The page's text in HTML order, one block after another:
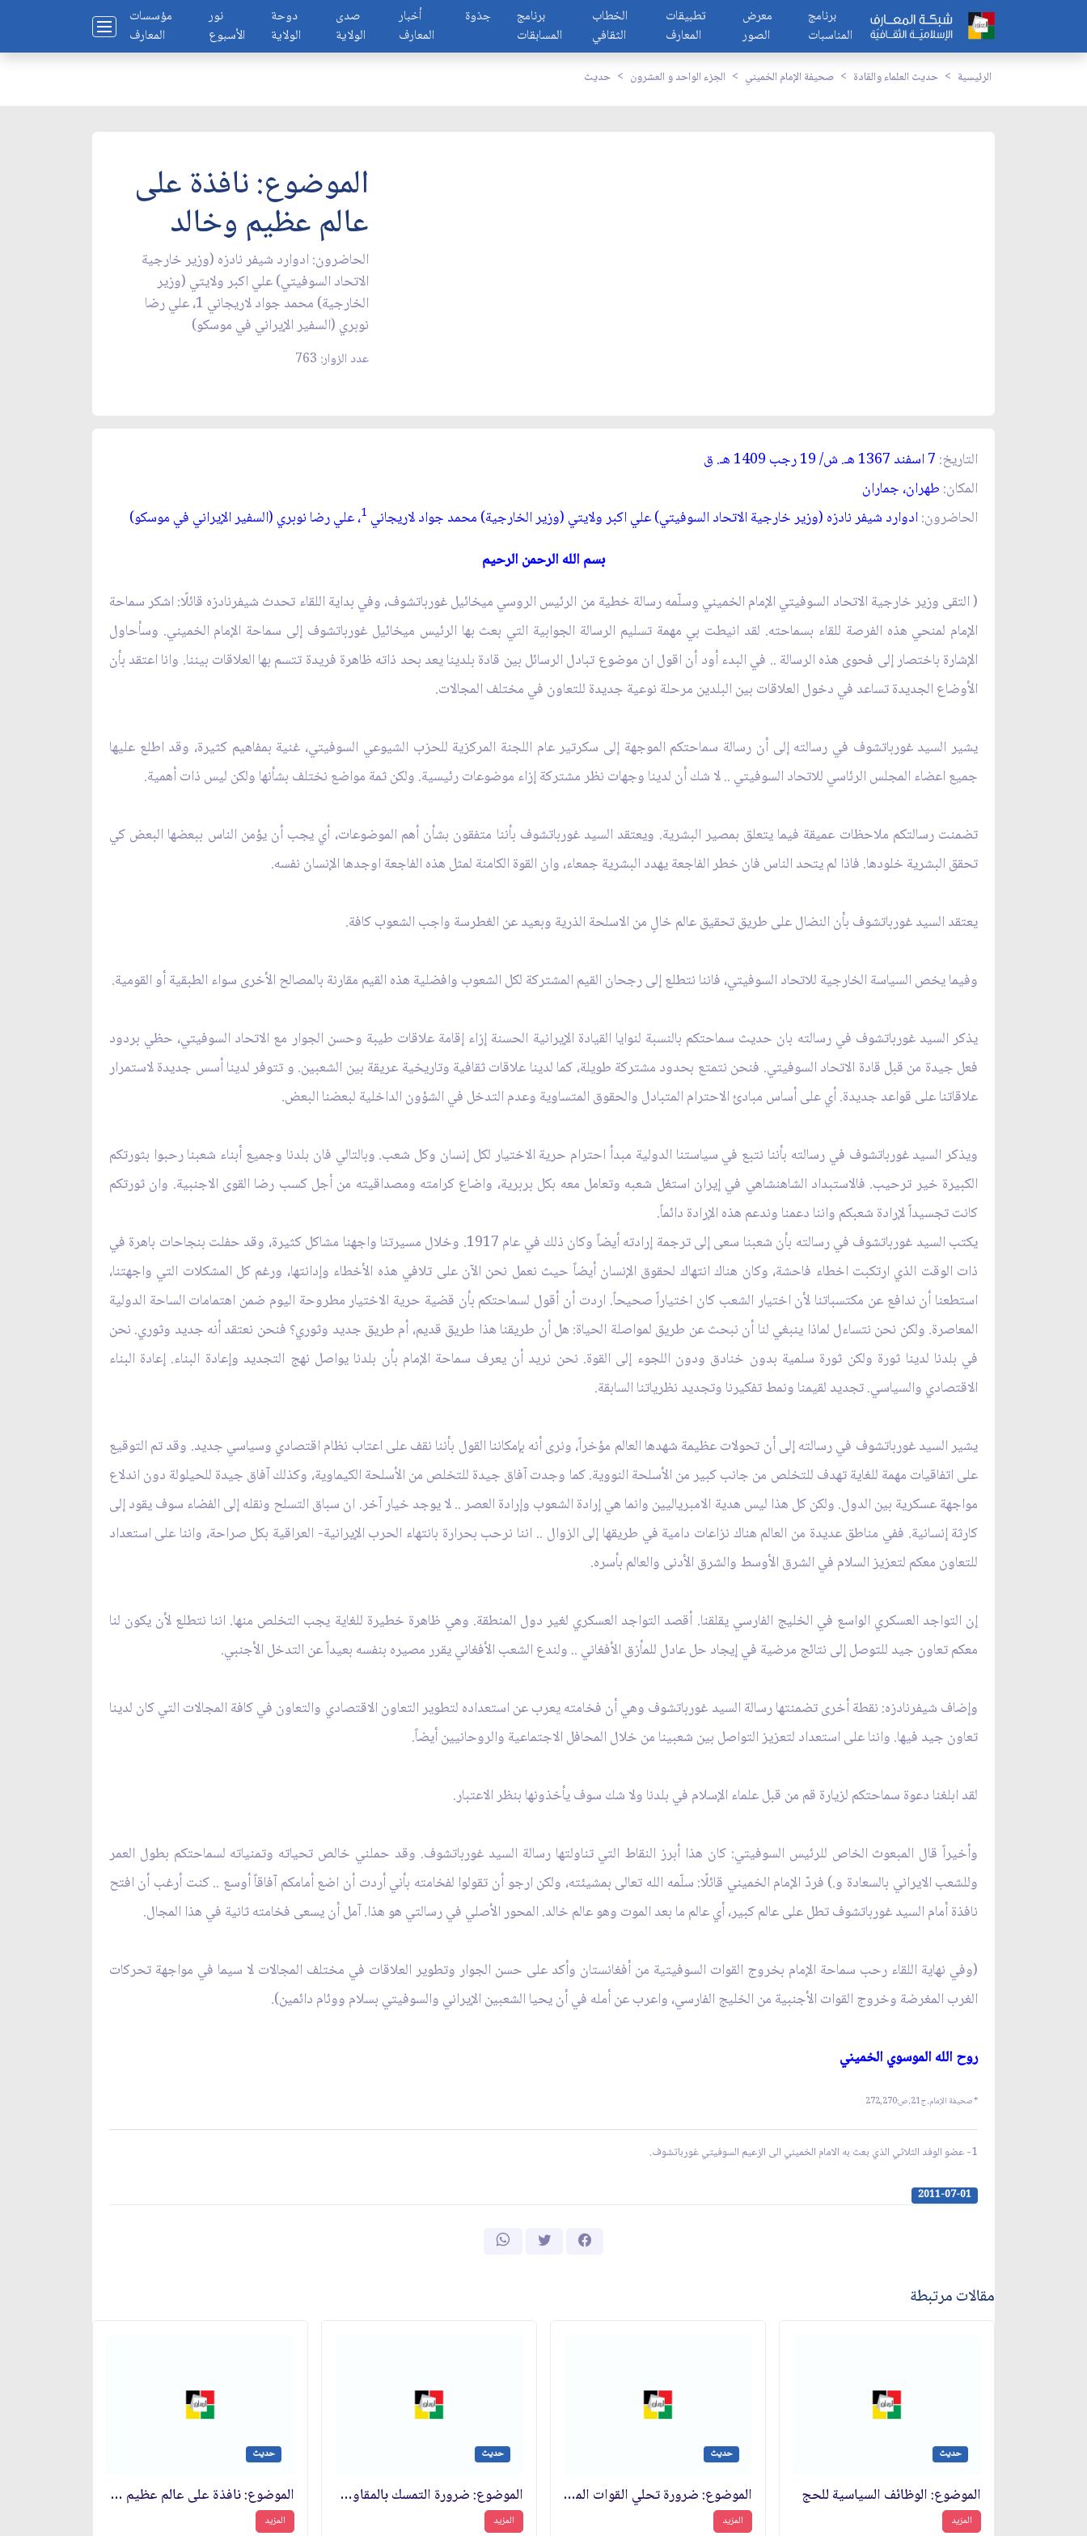
مؤسسات
المعارف
نور
الأسبوع
دوحة
الولاية
صدى
الولاية
أخبار
المعارف
جذوة
برنامج
المسابقات
الخطاب
الثقافي
تطبيقات
المعارف
معرض
الصور
برنامج
المناسبات
الرئيسية حديث العلماء والقادة صحيفة الإمام الخميني الجزء الواحد و العشرون حديث
الموضوع: نافذة على
عالم عظيم وخالد
الحاضرون: ادوارد شيفر نادزه (وزير خارجية
الاتحاد السوفيتي) علي اكبر ولايتي (وزير
الخارجية) محمد جواد لاريجاني 1، علي رضا
نوبري (السفير الإيراني في موسكو)
عدد الزوار: 763
التاريخ: ـ. ش/ 19 رجب 1409 ه ـ. ق‏
المكان: طهران، جماران‏
الحاضرون:ادوارد شيفر نادزه (وزير خارجية الاتحاد السوفيتي) علي اكبر ولايتي (وزير الخارجية) محمد جواد لاريجاني 1، علي رضا نوبري (السفير الإيراني في موسكو)
بسم الله الرحمن الرحيم
(التقى وزير خارجية الاتحاد السوفيتي الإمام الخميني وسلّمه رسالة خطية من الرئيس الروسي ميخائيل غورباتشوف، وفي بداية اللقاء تحدث شيفرنادزه قائلًا: اشكر سماحة
الإمام لمنحي هذه الفرصة للقاء بسماحته. لقد انيطت بي مهمة تسليم الرسالة الجوابية التي بعث بها الرئيس ميخائيل غورباتشوف إلى سماحة الإمام الخميني. وسأحاول
الإشارة باختصار إلى فحوى هذه الرسالة .. في البدء أود أن اقول ان موضوع تبادل الرسائل بين قادة بلدينا يعد بحد ذاته ظاهرة فريدة تتسم بها العلاقات بيننا. وانا اعتقد بأن
الأوضاع الجديدة تساعد في دخول العلاقات بين البلدين مرحلة نوعية جديدة للتعاون في مختلف المجالات.
يشير السيد غورباتشوف في رسالته إلى أن رسالة سماحتكم الموجهة إلى سكرتير عام اللجنة المركزية للحزب الشيوعي السوفيتي، غنية بمفاهيم كثيرة، وقد اطلع عليها
جميع اعضاء المجلس الرئاسي للاتحاد السوفيتي .. لا شك أن لدينا وجهات نظر مشتركة إزاء موضوعات رئيسية. ولكن ثمة مواضع نختلف بشأنها ولكن ليس ذات أهمية.
تضمنت رسالتكم ملاحظات عميقة فيما يتعلق بمصير البشرية. ويعتقد السيد غورباتشوف بأننا متفقون بشأن أهم الموضوعات، أي يجب أن يؤمن الناس ببعضها البعض كي
تحقق البشرية خلودها. فاذا لم يتحد الناس فان خطر الفاجعة يهدد البشرية جمعاء، وان القوة الكامنة لمثل هذه الفاجعة اوجدها الإنسان نفسه.
يعتقد السيد غورباتشوف بأن النضال على طريق تحقيق عالم خالٍ من الاسلحة الذرية وبعيد عن الغطرسة واجب الشعوب كافة.
وفيما يخص السياسة الخارجية للاتحاد السوفيتي، فاننا نتطلع إلى رجحان القيم المشتركة لكل الشعوب وافضلية هذه القيم مقارنة بالمصالح الأخرى سواء الطبقية أو القومية.
يذكر السيد غورباتشوف في رسالته بان حديث سماحتكم بالنسبة لنوايا القيادة الإيرانية الحسنة إزاء إقامة علاقات طيبة وحسن الجوار مع الاتحاد السوفيتي، حظي بردود
فعل جيدة من قبل قادة الاتحاد السوفيتي. فنحن نتمتع بحدود مشتركة طويلة، كما لدينا علاقات‏ ثقافية وتاريخية عريقة بين الشعبين. و تتوفر لدينا أسس جديدة لاستمرار
علاقاتنا على قواعد جديدة. أي على أساس مبادئ الاحترام المتبادل والحقوق المتساوية وعدم التدخل في الشؤون الداخلية لبعضنا البعض.
ويذكر السيد غورباتشوف في رسالته بأننا نتبع في سياستنا الدولية مبدأ احترام حرية الاختيار لكل إنسان وكل شعب. وبالتالي فان بلدنا وجميع أبناء شعبنا رحبوا بثورتكم
الكبيرة خير ترحيب. فالاستبداد الشاهنشاهي في إيران استغل شعبه وتعامل معه بكل بربرية، واضاع كرامته ومصداقيته من أجل كسب رضا القوى الاجنبية. وان ثورتكم
كانت تجسيداً لإرادة شعبكم واننا دعمنا وندعم هذه الإرادة دائماً.
يكتب السيد غورباتشوف في رسالته بأن شعبنا سعى إلى ترجمة إرادته أيضاً وكان ذلك في عام 1917. وخلال مسيرتنا واجهنا مشاكل كثيرة، وقد حفلت بنجاحات باهرة في
ذات الوقت الذي ارتكبت اخطاء فاحشة، وكان هناك انتهاك لحقوق الإنسان أيضاً حيث نعمل نحن الآن على تلافي هذه الأخطاء وإدانتها، ورغم كل المشكلات التي واجهتنا،
استطعنا أن ندافع عن مكتسباتنا لأن اختيار الشعب كان اختياراً صحيحاً. اردت أن أقول لسماحتكم بأن قضية حرية الاختيار مطروحة اليوم ضمن اهتمامات الساحة الدولية
المعاصرة. ولكن نحن نتساءل لماذا ينبغي لنا أن نبحث عن طريق لمواصلة الحياة: هل أن طريقنا هذا طريق قديم، أم طريق جديد وثوري؟ فنحن نعتقد أنه جديد وثوري. نحن
في بلدنا لدينا ثورة ولكن ثورة سلمية بدون خنادق ودون اللجوء إلى القوة. نحن نريد أن يعرف سماحة الإمام بأن بلدنا يواصل نهج التجديد وإعادة البناء. إعادة البناء
الاقتصادي والسياسي. تجديد لقيمنا ونمط تفكيرنا وتجديد نظرياتنا السابقة.
يشير السيد غورباتشوف في رسالته إلى أن تحولات عظيمة شهدها العالم مؤخراً، ونرى أنه بإمكاننا القول بأننا نقف على اعتاب نظام اقتصادي وسياسي جديد. وقد تم التوقيع
على اتفاقيات مهمة للغاية تهدف للتخلص من جانب كبير من الأسلحة النووية. كما وجدت آفاق جيدة للتخلص من الأسلحة الكيماوية، وكذلك آفاق جيدة للحيلولة دون اندلاع
مواجهة عسكرية بين الدول. ولكن كل هذا ليس هدية الامبرياليين وانما هي إرادة الشعوب وإرادة العصر .. لا يوجد خيار آخر. ان سباق التسلح ونقله إلى الفضاء سوف يقود إلى
كارثة إنسانية. ففي مناطق عديدة من العالم هناك نزاعات دامية في طريقها إلى الزوال .. اننا نرحب بحرارة بانتهاء الحرب الإيرانية- العراقية بكل صراحة، واننا على استعداد
للتعاون معكم لتعزيز السلام في الشرق الأوسط والشرق الأدنى والعالم بأسره.
إن التواجد العسكري الواسع في الخليج الفارسي يقلقنا. أقصد التواجد العسكري لغير دول المنطقة. وهي ظاهرة خطيرة للغاية يجب التخلص منها. اننا نتطلع لأن يكون لنا
معكم تعاون‏ جيد للتوصل إلى نتائج مرضية في إيجاد حل عادل للمأزق الأفغاني .. ولندع الشعب الأفغاني يقرر مصيره بنفسه بعيداً عن التدخل الأجنبي.
وإضاف شيفرنادزه: نقطة أخرى تضمنتها رسالة السيد غورباتشوف وهي أن فخامته يعرب عن استعداده لتطوير التعاون الاقتصادي والتعاون في كافة المجالات التي كان لدينا
تعاون جيد فيها. واننا على استعداد لتعزيز التواصل بين شعبينا من خلال المحافل الاجتماعية والروحانيين أيضاً.
لقد ابلغنا دعوة سماحتكم لزيارة قم من قبل علماء الإسلام في بلدنا ولا شك سوف يأخذونها بنظر الاعتبار.
وأخيراً قال المبعوث الخاص للرئيس السوفيتي: كان هذا أبرز النقاط التي تناولتها رسالة السيد غورباتشوف. وقد حملني خالص تحياته وتمنياته لسماحتكم بطول العمر
وللشعب الايراني بالسعادة و.) فردّ الإمام الخميني قائلًا: سلّمه الله تعالى بمشيئته، ولكن ارجو أن تقولوا لفخامته بأني أردت أن اضع أمامكم آفاقاً أوسع .. كنت أرغب أن افتح
نافذة أمام السيد غورباتشوف تطل على عالم كبير، أي عالم ما بعد الموت وهو عالم خالد. المحور الأصلي في رسالتي هو هذا. آمل أن يسعى فخامته ثانية في هذا المجال.
(وفي نهاية اللقاء رحب سماحة الإمام بخروج القوات السوفيتية من أفغانستان وأكد على حسن الجوار وتطوير العلاقات في مختلف المجالات لا سيما في مواجهة تحركات
الغرب المغرضة وخروج القوات الأجنبية من الخليج الفارسي، واعرب عن أمله في أن يحيا الشعبين الإيراني والسوفيتي بسلام ووئام دائمين‏).
روح الله الموسوي الخميني‏
* صحيفة الإمام، ج21، ص: 272,270
1- عضو الوفد الثلاثي الذي بعث به الامام الخميني الى الزعيم السوفيتي غورباتشوف.
2011-07-01
مقالات مرتبطة
حديث
الموضوع: الوظائف السياسية للحج‏
المزيد
حديث
الموضوع: ضرورة تحلي القوات المسلحة بالحيطة والحذر والتواجد في جبهات القتال‏
المزيد
حديث
الموضوع: ضرورة التمسك بالمقاومة في مواجهة الصهاينة وطرد المساومين‏
المزيد
حديث
الموضوع: نافذة على عالم عظيم وخالد
المزيد